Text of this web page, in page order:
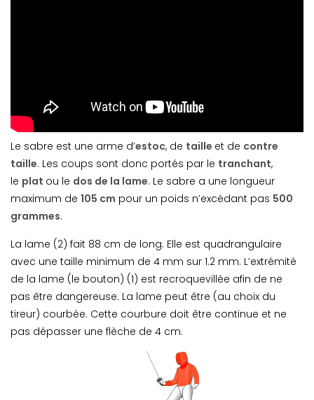
Le sabre est une arme d’estoc, de taille et de contre
taille. Les coups sont donc portés par le tranchant,
le plat ou le dos de la lame. Le sabre a une longueur
maximum de 105 cm pour un poids n’excédant pas 500
grammes.
La lame (2) fait 88 cm de long. Elle est quadrangulaire
avec une taille minimum de 4 mm sur 1.2 mm. L’extrémité
de la lame (le bouton) (1) est recroquevillée afin de ne
pas être dangereuse. La lame peut être (au choix du
tireur) courbée. Cette courbure doit être continue et ne
pas dépasser une flèche de 4 cm.